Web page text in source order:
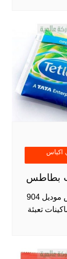
اكياس
بطاطس
افضل ماكينات تعبئة وتغليف علب بطاطس موديل 904
تعبئة